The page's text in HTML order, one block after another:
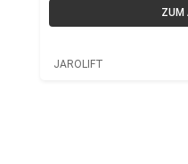
ZUM
JAROLIFT